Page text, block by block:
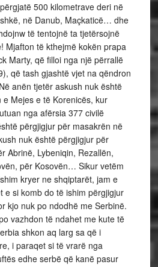
500 kilometrave deri në
në Danub, Maçkaticë… dhe
të tentojnë ta tjetërsojnë
Mjafton të kthejmë kokën prapa
Marty, që filloi nga një përrallë
që tash gjashtë vjet na qëndron
anën tjetër askush nuk është
Mejes e të Korenicës, kur
nga afërsia 377 civilë
përgjigjur për masakrën në
nuk është përgjigjur për
Abrinë, Lybeniqin, Rezallën,
për Kosovën… Sikur vetëm
kryer ne shqiptarët, jam e
e si komb do të ishim përgjigjur
kjo nuk po ndodhë me Serbinë.
vazhdon të ndahet me kute të
shkon aq larg sa që i
i paraqet si të vrarë nga
edhe serbë që kanë pasur